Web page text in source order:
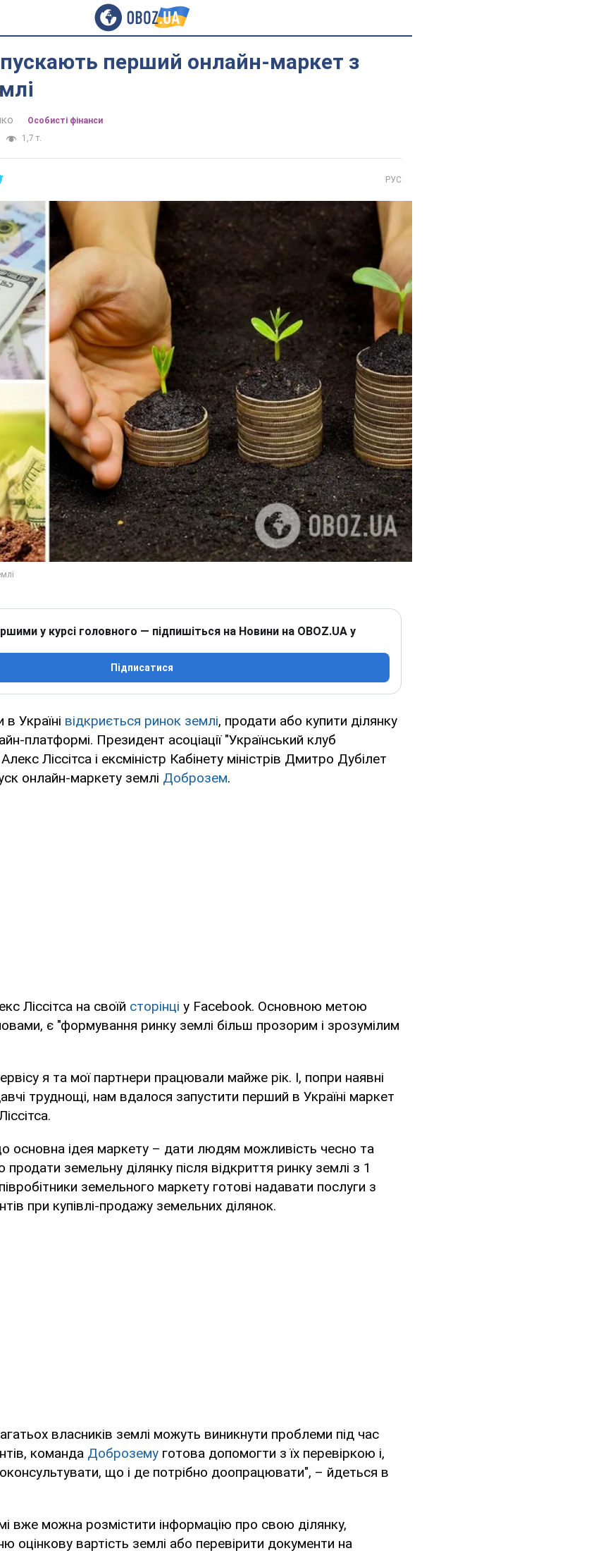
перший онлайн-маркет з
Особисті фінанси
1,7 т.
РУС
у курсі головного — підпишіться на Новини на OBOZ.UA у
Підписатися
Україні відкриється ринок землі, продати або купити ділянку
платформі. Президент асоціації "Український клуб
Ліссітса і ексміністр Кабінету міністрів Дмитро Дубілет
онлайн-маркету землі Доброзем.
Ліссітса на своїй сторінці у Facebook. Основною метою
є "формування ринку землі більш прозорим і зрозумілим
я та мої партнери працювали майже рік. І, попри наявні
труднощі, нам вдалося запустити перший в Україні маркет
основна ідея маркету – дати людям можливість чесно та
земельну ділянку після відкриття ринку землі з 1
земельного маркету готові надавати послуги з
при купівлі-продажу земельних ділянок.
власників землі можуть виникнути проблеми під час
команда Доброзему готова допомогти з їх перевіркою і,
що і де потрібно доопрацювати", – йдеться в
вже можна розмістити інформацію про свою ділянку,
оцінкову вартість землі або перевірити документи на